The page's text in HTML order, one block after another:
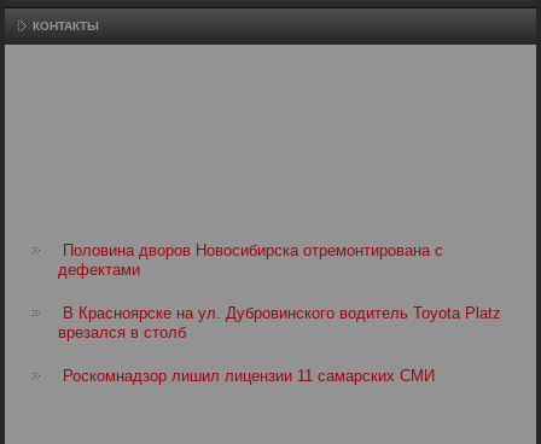
КОНТАКТЫ
Половина дворов Новосибирска отремонтирована с
дефектами
В Красноярске на ул. Дубровинского водитель Toyota Platz
врезался в столб
Роскомнадзор лишил лицензии 11 самарских СМИ